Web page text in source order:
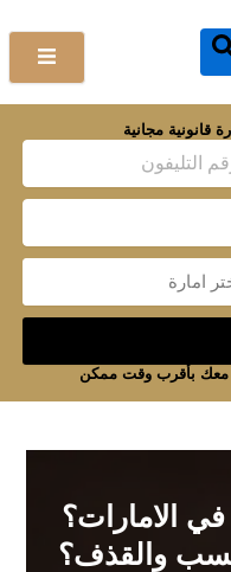
مجانية
معك بأقرب وقت ممكن
الامارات؟
والقذف؟